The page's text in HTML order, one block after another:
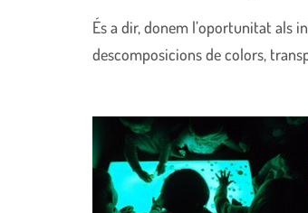
És a dir, donem l’oportunitat als
descomposicions de colors,